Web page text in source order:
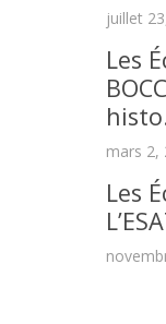
juillet
Les
mars 2,
Les